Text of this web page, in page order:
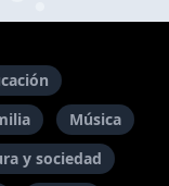
Música
y sociedad